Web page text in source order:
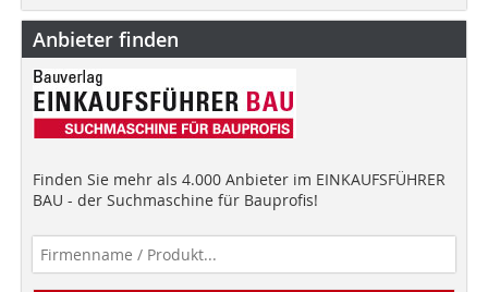
Anbieter finden
Finden Sie mehr als 4.000 Anbieter im EINKAUFSFÜHRER
BAU - der Suchmaschine für Bauprofis!